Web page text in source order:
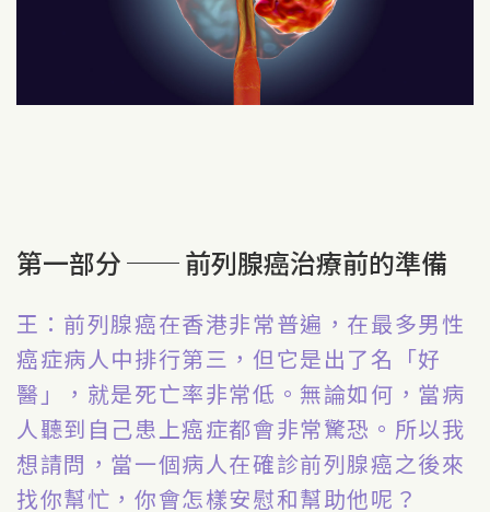
第一部分 ── 前列腺癌治療前的準備
王：前列腺癌在香港非常普遍，在最多男性
癌症病人中排行第三，但它是出了名「好
醫」，就是死亡率非常低。無論如何，當病
人聽到自己患上癌症都會非常驚恐。所以我
想請問，當一個病人在確診前列腺癌之後來
找你幫忙，你會怎樣安慰和幫助他呢？